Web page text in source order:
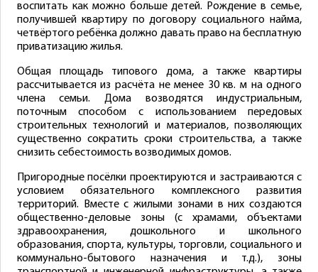
воспитать как можно больше детей. Рождение в семье,
получившей квартиру по договору социального найма,
четвёртого ребёнка должно давать право на бесплатную
приватизацию жилья.
Общая площадь типового дома, а также квартиры
рассчитывается из расчёта не менее 30 кв. м на одного
члена семьи. Дома возводятся индустриальным,
поточным способом с использованием передовых
строительных технологий и материалов, позволяющих
существенно сократить сроки строительства, а также
снизить себестоимость возводимых домов.
Пригородные посёлки проектируются и застраиваются с
условием обязательного комплексного развития
территорий. Вместе с жилыми зонами в них создаются
общественно-деловые зоны (с храмами, объектами
здравоохранения, дошкольного и школьного
образования, спорта, культуры, торговли, социального и
коммунально-бытового назначения и т.д.), зоны